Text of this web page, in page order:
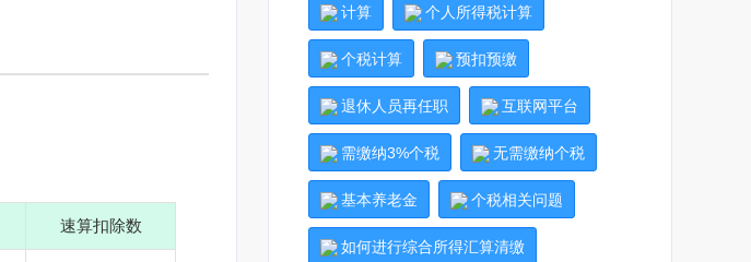
速算扣除数
计算 个人所得税计算
个税计算 预扣预缴
退休人员再任职 互联网平台
需缴纳3%个税 无需缴纳个税
基本养老金 个税相关问题
如何进行综合所得汇算清缴